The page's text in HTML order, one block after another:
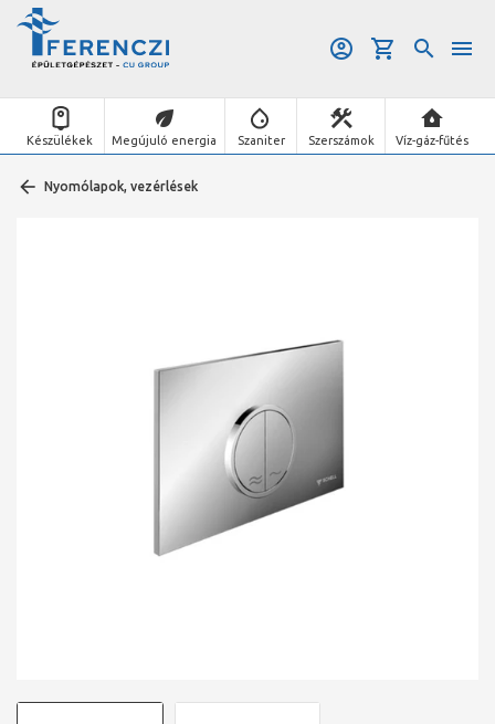
Készülékek Megújuló energia Szaniter Szerszámok Víz-gáz-fűtés
Nyomólapok, vezérlések